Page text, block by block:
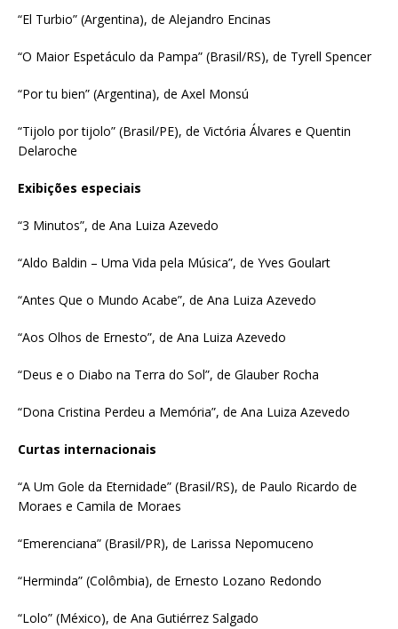
“El Turbio” (Argentina), de Alejandro Encinas
“O Maior Espetáculo da Pampa” (Brasil/RS), de Tyrell Spencer
“Por tu bien” (Argentina), de Axel Monsú
“Tijolo por tijolo” (Brasil/PE), de Victória Álvares e Quentin
Delaroche
Exibições especiais
“3 Minutos”, de Ana Luiza Azevedo
“Aldo Baldin – Uma Vida pela Música”, de Yves Goulart
“Antes Que o Mundo Acabe”, de Ana Luiza Azevedo
“Aos Olhos de Ernesto”, de Ana Luiza Azevedo
“Deus e o Diabo na Terra do Sol”, de Glauber Rocha
“Dona Cristina Perdeu a Memória”, de Ana Luiza Azevedo
Curtas internacionais
“A Um Gole da Eternidade” (Brasil/RS), de Paulo Ricardo de
Moraes e Camila de Moraes
“Emerenciana” (Brasil/PR), de Larissa Nepomuceno
“Herminda” (Colômbia), de Ernesto Lozano Redondo
“Lolo” (México), de Ana Gutiérrez Salgado